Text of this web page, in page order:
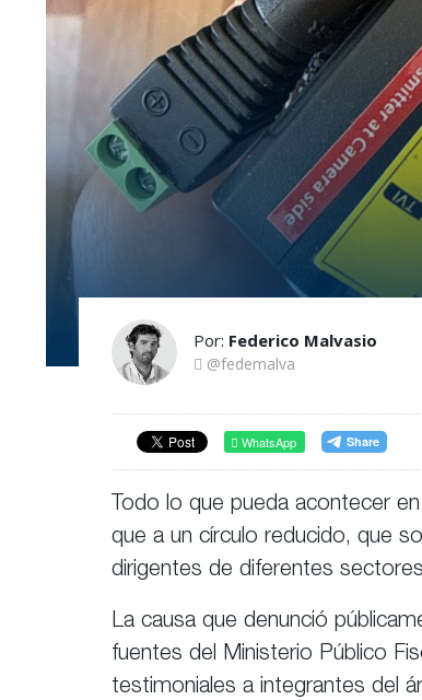
Por: Federico Malvasio
@fedemalva
WhatsApp
Todo lo que pueda acontecer
que a un círculo reducido, que
dirigentes de diferentes
La causa que denunció
fuentes del Ministerio Público
testimoniales a integrantes del